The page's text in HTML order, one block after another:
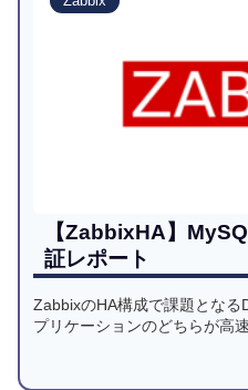
【ZabbixHA】
証レポート
ZabbixのHA構成で課題となる
プリケーションのどちらが高
を実施。チューニングによる